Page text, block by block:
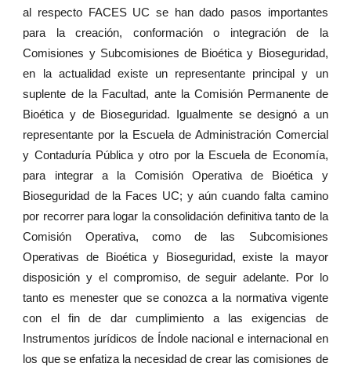
al respecto FACES UC se han dado pasos importantes
para la creación, conformación o integración de la
Comisiones y Subcomisiones de Bioética y Bioseguridad,
en la actualidad existe un representante principal y un
suplente de la Facultad, ante la Comisión Permanente de
Bioética y de Bioseguridad. Igualmente se designó a un
representante por la Escuela de Administración Comercial
y Contaduría Pública y otro por la Escuela de Economía,
para integrar a la Comisión Operativa de Bioética y
Bioseguridad de la Faces UC; y aún cuando falta camino
por recorrer para logar la consolidación definitiva tanto de la
Comisión Operativa, como de las Subcomisiones
Operativas de Bioética y Bioseguridad, existe la mayor
disposición y el compromiso, de seguir adelante. Por lo
tanto es menester que se conozca a la normativa vigente
con el fin de dar cumplimiento a las exigencias de
Instrumentos jurídicos de Índole nacional e internacional en
los que se enfatiza la necesidad de crear las comisiones de